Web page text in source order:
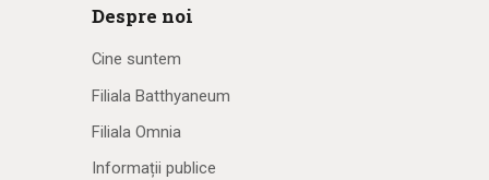
Despre noi
Cine suntem
Filiala Batthyaneum
Filiala Omnia
Informații publice